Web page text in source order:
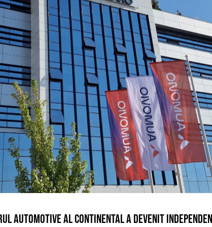
AUTOMOTIVE AL CONTINENTAL A DEVENIT